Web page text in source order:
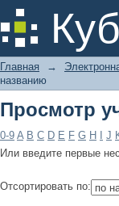
Просмотр
Главная →
названию
Просмотр
0-9 A B C D E F G H J
Или введите первые
Отсортировать по: